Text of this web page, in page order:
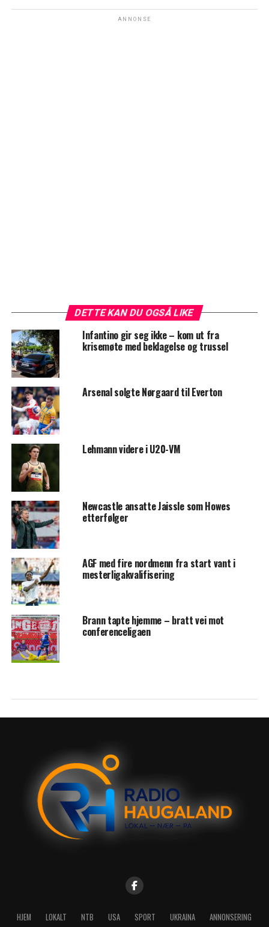
ANNONSE
DETTE KAN DU OGSÅ LIKE
Infantino gir seg ikke – kom ut fra
krisemøte med beklagelse og trussel
Arsenal solgte Nørgaard til Everton
Lehmann videre i U20-VM
Newcastle ansatte Jaissle som Howes
etterfølger
AGF med fire nordmenn fra start vant i
mesterligakvalifisering
Brann tapte hjemme – bratt vei mot
conferenceligaen
HJEM LOKALT NTB USA SPORT UKRAINA ANNONSERING